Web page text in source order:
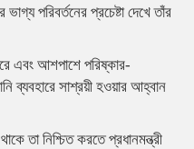
পরিবর্তনের প্রচেষ্টা দেখে তাঁর
এবং আশপাশে পরিষ্কার-
ব্যবহারে সাশ্রয়ী হওয়ার আহ্বান
তা নিশ্চিত করতে প্রধানমন্ত্রী